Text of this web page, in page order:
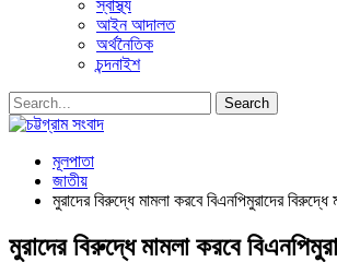
স্বাস্থ্য
আইন আদালত
অর্থনৈতিক
চন্দনাইশ
মূলপাতা
জাতীয়
মুরাদের বিরুদ্ধে মামলা করবে বিএনপিমুরাদের বিরুদ্ধে
মুরাদের বিরুদ্ধে মামলা করবে